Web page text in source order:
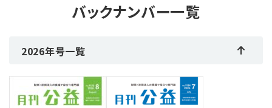
バックナンバー一覧
2026年号一覧